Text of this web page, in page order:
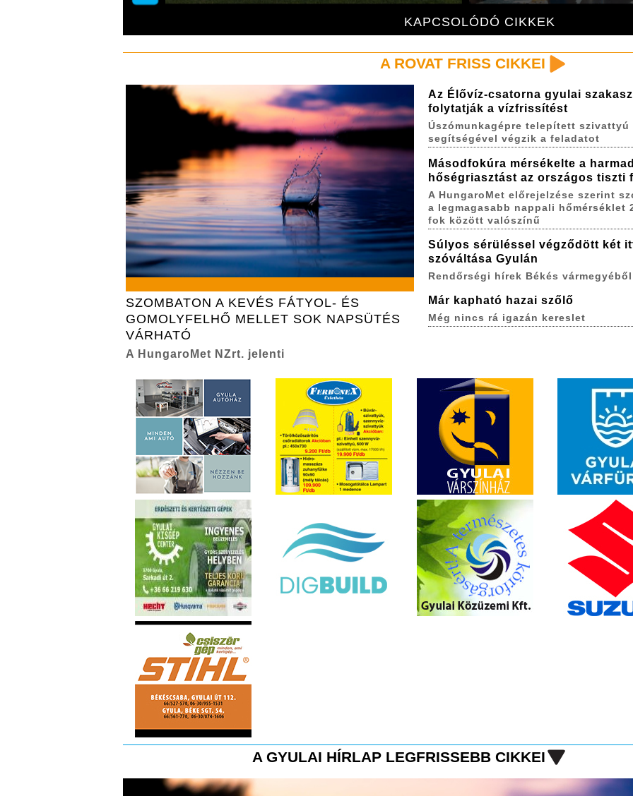
KAPCSOLÓDÓ CIKKEK
A ROVAT FRISS CIKKEI
SZOMBATON A KEVÉS FÁTYOL- ÉS
GOMOLYFELHŐ MELLET SOK NAPSÜTÉS
VÁRHATÓ
A HungaroMet NZrt. jelenti
Az Élővíz-csatorna gyulai
folytatják a vízfrissítést
Úszómunkagépre telepített szivattyú
segítségével végzik a feladatot
Másodfokúra mérsékelte a
hőségriasztást az országos tiszti
A HungaroMet előrejelzése szerint
a legmagasabb nappali hőmérséklet
fok között valószínű
Súlyos sérüléssel végződött két
szóváltása Gyulán
Rendőrségi hírek Békés vármegyéből
Már kapható hazai szőlő
Még nincs rá igazán kereslet
A GYULAI HÍRLAP LEGFRISSEBB CIKKEI